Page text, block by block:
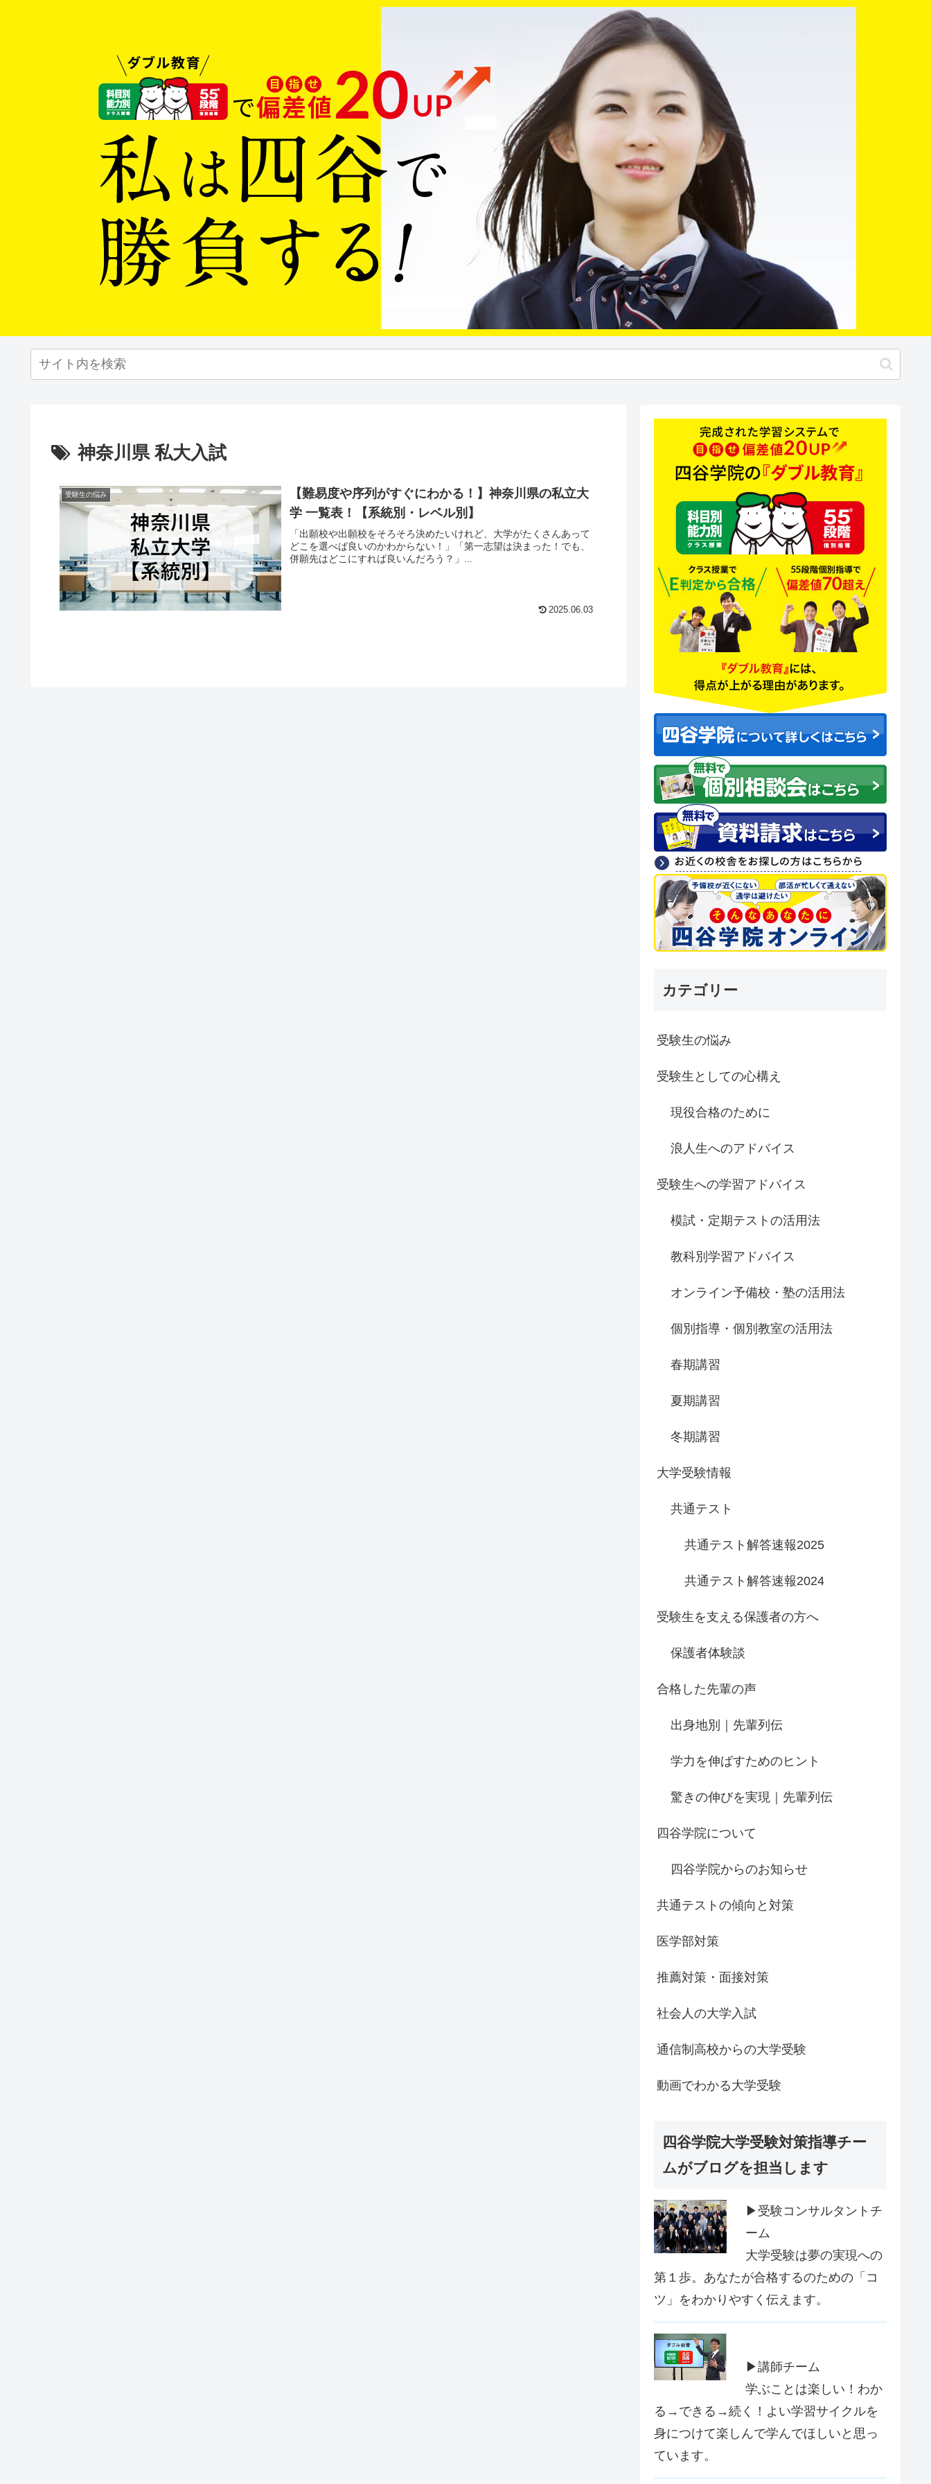
神奈川県 私大入試
受験生の悩み
【難易度や序列がすぐにわかる！】神奈川県の私立大
学 一覧表！【系統別・レベル別】
「出願校や出願校をそろそろ決めたいけれど、大学がたくさんあって
どこを選べば良いのかわからない！」「第一志望は決まった！でも、
併願先はどこにすれば良いんだろう？」...
2025.06.03
カテゴリー
受験生の悩み
受験生としての心構え
現役合格のために
浪人生へのアドバイス
受験生への学習アドバイス
模試・定期テストの活用法
教科別学習アドバイス
オンライン予備校・塾の活用法
個別指導・個別教室の活用法
春期講習
夏期講習
冬期講習
大学受験情報
共通テスト
共通テスト解答速報2025
共通テスト解答速報2024
受験生を支える保護者の方へ
保護者体験談
合格した先輩の声
出身地別｜先輩列伝
学力を伸ばすためのヒント
驚きの伸びを実現｜先輩列伝
四谷学院について
四谷学院からのお知らせ
共通テストの傾向と対策
医学部対策
推薦対策・面接対策
社会人の大学入試
通信制高校からの大学受験
動画でわかる大学受験
四谷学院大学受験対策指導チー
ムがブログを担当します
▶受験コンサルタントチ
ーム
大学受験は夢の実現への
第１歩。あなたが合格するのための「コ
ツ」をわかりやすく伝えます。
▶講師チーム
学ぶことは楽しい！わか
る→できる→続く！よい学習サイクルを
身につけて楽しんで学んでほしいと思っ
ています。